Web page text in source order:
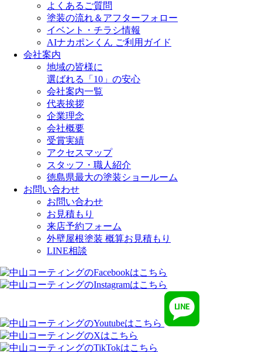
よくあるご質問
塗装の流れ＆アフターフォロー
イベント・チラシ情報
AIナカポンくん ご利用ガイド
会社案内
地域の皆様に
選ばれる「10」の安心
会社案内一覧
代表挨拶
企業理念
会社概要
受賞実績
アクセスマップ
スタッフ・職人紹介
徳島県最大の塗装ショールーム
お問い合わせ
お問い合わせ
お見積もり
来店予約フォーム
外壁屋根塗装 概算お見積もり
LINE相談